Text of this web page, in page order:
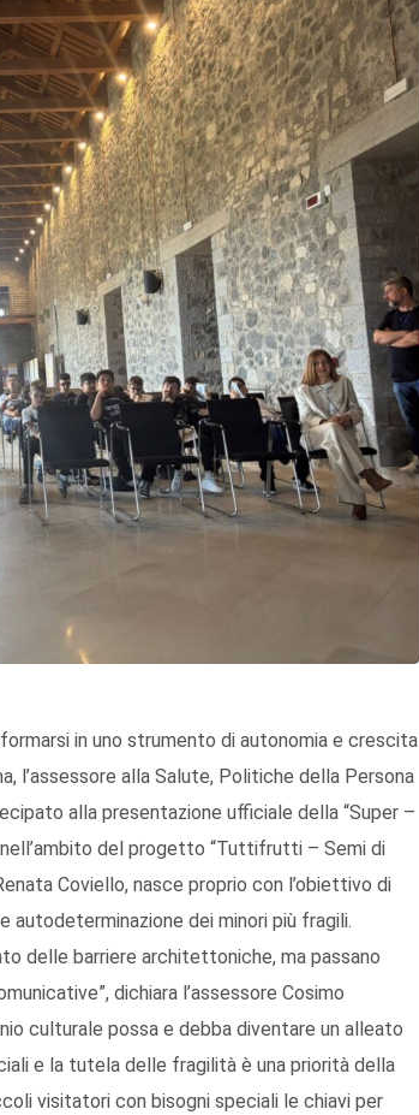
in uno strumento di autonomia e crescita
l’assessore alla Salute, Politiche della Persona
alla presentazione ufficiale della “Super –
del progetto “Tuttifrutti – Semi di
Coviello, nasce proprio con l’obiettivo di
dei minori più fragili.
delle barriere architettoniche, ma passano
dichiara l’assessore Cosimo
culturale possa e debba diventare un alleato
e la tutela delle fragilità è una priorità della
visitatori con bisogni speciali le chiavi per